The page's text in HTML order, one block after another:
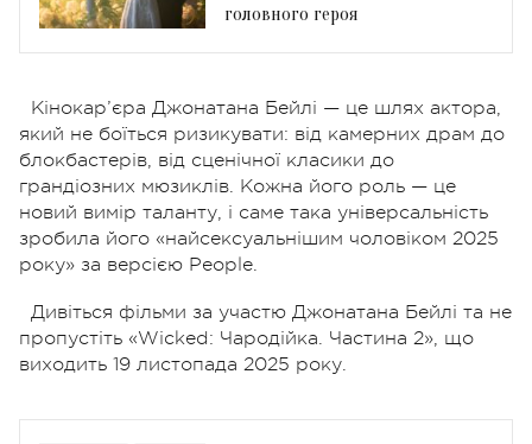
головного героя
Кінокар’єра Джонатана Бейлі — це шлях актора,
який не боїться ризикувати: від камерних драм до
блокбастерів, від сценічної класики до
грандіозних мюзиклів. Кожна його роль — це
новий вимір таланту, і саме така універсальність
зробила його «найсексуальнішим чоловіком 2025
року» за версією People.
Дивіться фільми за участю Джонатана Бейлі та не
пропустіть «Wicked: Чародійка. Частина 2», що
виходить 19 листопада 2025 року.